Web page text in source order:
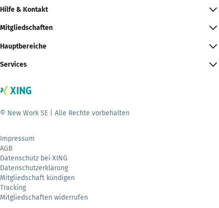
Hilfe & Kontakt
Mitgliedschaften
Hauptbereiche
Services
© New Work SE | Alle Rechte vorbehalten
Impressum
AGB
Datenschutz bei XING
Datenschutzerklärung
Mitgliedschaft kündigen
Tracking
Mitgliedschaften widerrufen